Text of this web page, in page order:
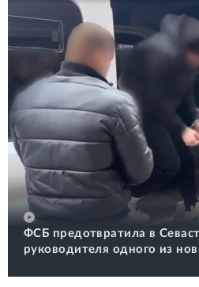
ФСБ предотвратила в
руководителя одного из